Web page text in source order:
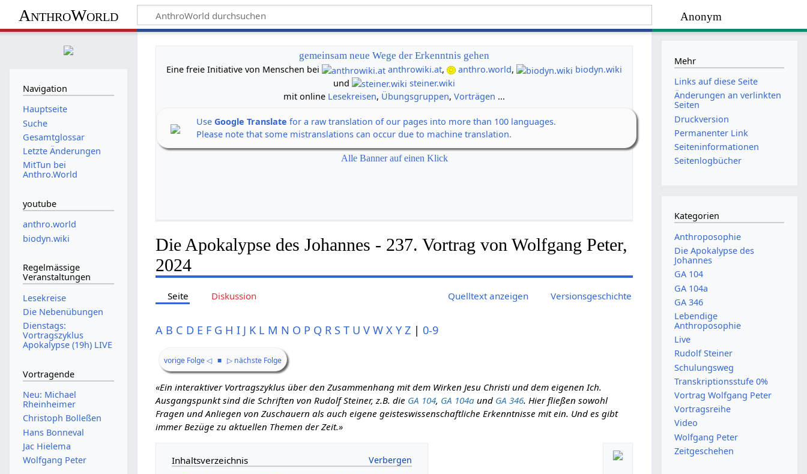
Anonym
AnthroWorld
gemeinsam neue Wege der Erkenntnis gehen
Eine freie Initiative von Menschen bei
anthrowiki.at, anthro.world,
biodyn.wiki
und
steiner.wiki
mit online Lesekreisen, Übungsgruppen,Vorträgen ...
UseGoogle Translate for a raw translation of our pages into more than 100 languages.
Please note that some mistranslations can occur due to machine translation.
Alle Banner auf einen Klick
Die Apokalypse des Johannes - 237. Vortrag von Wolfgang Peter,
2024
Seite Diskussion Quelltext anzeigen Versionsgeschichte
A B C D E F G H I J K L M N O P Q R S T U V W X Y Z | 0-9
vorige Folge ◁ ■ ▷ nächste Folge
«Ein interaktiver Vortragszyklus über den Zusammenhang mit dem Wirken Jesu Christi und dem eigenen Ich.
Ausgangspunkt sind die Schriften von Rudolf Steiner, z.B. die GA 104, GA 104a und GA 346. Hier fließen sowohl
Fragen und Anliegen von Zuschauern als auch eigene geisteswissenschaftliche Erkenntnisse mit ein. Und es gibt
immer Bezüge zu aktuellen Themen der Zeit.»
Inhaltsverzeichnis
Navigation
Hauptseite
Suche
Gesamtglossar
Letzte Änderungen
MitTun bei
Anthro.World
youtube
anthro.world
biodyn.wiki
Regelmässige
Veranstaltungen
Lesekreise
Die Nebenübungen
Dienstags:
Vortragszyklus
Apokalypse (19h) LIVE
Vortragende
Neu: Michael
Rheinheimer
Christoph Bolleßen
Hans Bonneval
Jac Hielema
Wolfgang Peter
Mehr
Links auf diese Seite
Änderungen an verlinkten
Seiten
Druckversion
Permanenter Link
Seiten­­informationen
Seitenlogbücher
Kategorien
Anthroposophie
Die Apokalypse des
Johannes
GA 104
GA 104a
GA 346
Lebendige
Anthroposophie
Live
Rudolf Steiner
Schulungsweg
Transkriptionsstufe 0%
Vortrag Wolfgang Peter
Vortragsreihe
Video
Wolfgang Peter
Zeitgeschehen